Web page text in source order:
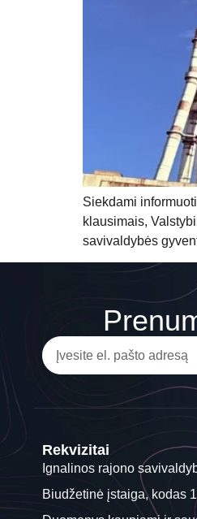
Siekdami
klausimais,
savivaldybės
Rekvizitai
Ignalinos rajono
Biudžetinė įstaiga, kodas